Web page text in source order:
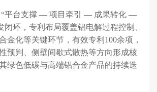
“平台支撑 — 项目牵引 — 成果转化 —
闭环，专利布局覆盖铝电解过程控制、
金化等关键环节，有效专利100余项，
预判、侧壁间歇式散热等方向形成核
绿色低碳与高端铝合金产品的持续迭